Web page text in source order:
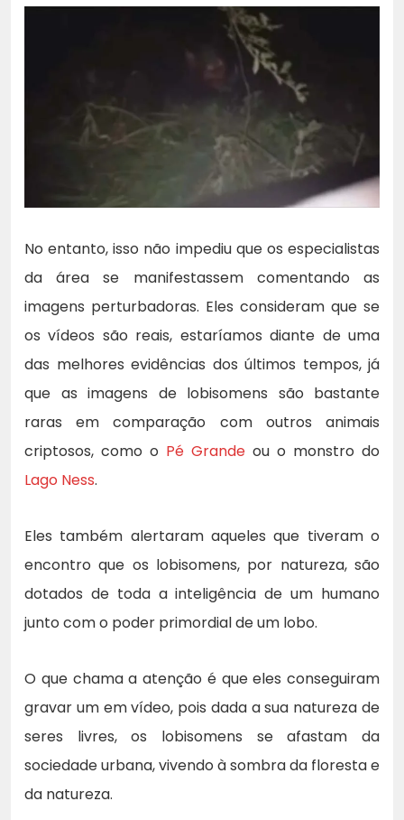
No entanto, isso não impediu que os especialistas
da área se manifestassem comentando as
imagens perturbadoras. Eles consideram que se
os vídeos são reais, estaríamos diante de uma
das melhores evidências dos últimos tempos, já
que as imagens de lobisomens são bastante
raras em comparação com outros animais
criptosos, como o Pé Grande ou o monstro do
Lago Ness.
Eles também alertaram aqueles que tiveram o
encontro que os lobisomens, por natureza, são
dotados de toda a inteligência de um humano
junto com o poder primordial de um lobo.
O que chama a atenção é que eles conseguiram
gravar um em vídeo, pois dada a sua natureza de
seres livres, os lobisomens se afastam da
sociedade urbana, vivendo à sombra da floresta e
da natureza.